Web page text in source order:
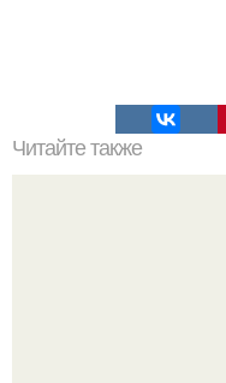
Читайте также